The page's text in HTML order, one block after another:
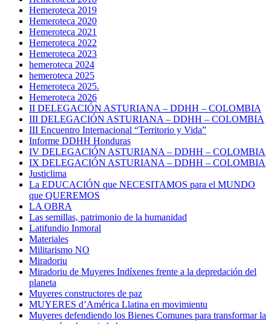
Hemeroteca 2019
Hemeroteca 2020
Hemeroteca 2021
Hemeroteca 2022
Hemeroteca 2023
hemeroteca 2024
hemeroteca 2025
Hemeroteca 2025.
Hemeroteca 2026
II DELEGACIÓN ASTURIANA – DDHH – COLOMBIA
III DELEGACIÓN ASTURIANA – DDHH – COLOMBIA
III Encuentro Internacional “Territorio y Vida”
Informe DDHH Honduras
IV DELEGACIÓN ASTURIANA – DDHH – COLOMBIA
IX DELEGACIÓN ASTURIANA – DDHH – COLOMBIA
Justiclima
La EDUCACIÓN que NECESITAMOS para el MUNDO
que QUEREMOS
LA OBRA
Las semillas, patrimonio de la humanidad
Latifundio Inmoral
Materiales
Militarismo NO
Miradoriu
Miradoriu de Muyeres Indíxenes frente a la depredación del
planeta
Muyeres constructores de paz
MUYERES d’América Llatina en movimientu
Muyeres defendiendo los Bienes Comunes para transformar la